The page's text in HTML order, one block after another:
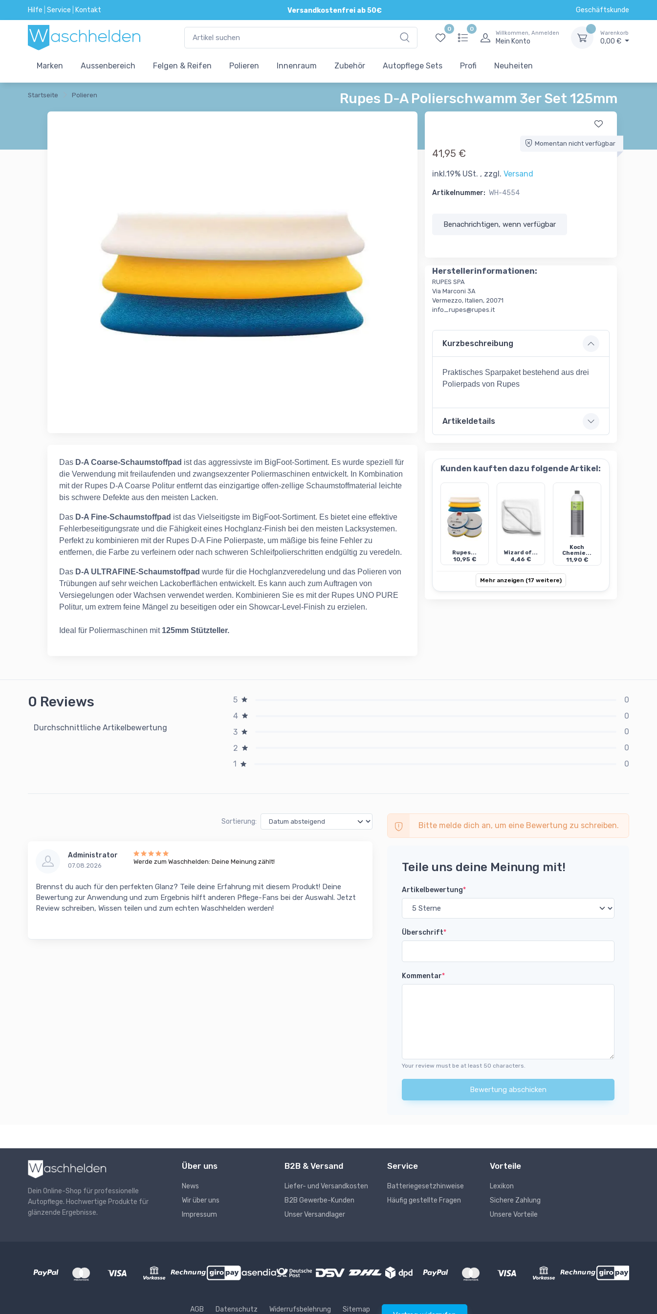
Hilfe Service Kontakt Versandkostenfrei ab 50€ Geschäftskunde
0 0
Willkommen, Anmelden
Mein Konto
Warenkorb
0,00 €
Marken Aussenbereich Felgen & Reifen Polieren Innenraum Zubehör Autopflege Sets Profi Neuheiten
Startseite Polieren Rupes D-A Polierschwamm 3er Set 125mm
Das D-A Coarse-Schaumstoffpad ist das aggressivste im BigFoot-Sortiment. Es wurde speziell für
die Verwendung mit freilaufenden und zwangsexzenter Poliermaschinen entwickelt. In Kombination
mit der Rupes D-A Coarse Politur entfernt das einzigartige offen-zellige Schaumstoffmaterial leichte
bis schwere Defekte aus den meisten Lacken.
Das D-A Fine-Schaumstoffpad ist das Vielseitigste im BigFoot-Sortiment. Es bietet eine effektive
Fehlerbeseitigungsrate und die Fähigkeit eines Hochglanz-Finish bei den meisten Lacksystemen.
Perfekt zu kombinieren mit der Rupes D-A Fine Polierpaste, um mäßige bis feine Fehler zu
entfernen, die Farbe zu verfeinern oder nach schweren Schleifpolierschritten endgültig zu veredeln.
Das D-A ULTRAFINE-Schaumstoffpad wurde für die Hochglanzveredelung und das Polieren von
Trübungen auf sehr weichen Lackoberflächen entwickelt. Es kann auch zum Auftragen von
Versiegelungen oder Wachsen verwendet werden. Kombinieren Sie es mit der Rupes UNO PURE
Politur, um extrem feine Mängel zu beseitigen oder ein Showcar-Level-Finish zu erzielen.
Ideal für Poliermaschinen mit 125mm Stützteller.
Momentan nicht verfügbar
41,95 €
inkl.19% USt. , zzgl. Versand
Artikelnummer: WH-4554
Benachrichtigen, wenn verfügbar
Herstellerinformationen:
RUPES SPA
Via Marconi 3A
Vermezzo, Italien, 20071
info_rupes@rupes.it
Kurzbeschreibung
Praktisches Sparpaket bestehend aus drei
Polierpads von Rupes
Artikeldetails
Kunden kauften dazu folgende Artikel:
Rupes...
10,95 €
Wizard of...
4,46 €
Koch
Chemie...
11,90 €
Mehr anzeigen (17 weitere)
0 Reviews
Durchschnittliche Artikelbewertung
5
0
4
0
3
0
2
0
1
0
Sortierung:
Administrator
07.08.2026
Werde zum Waschhelden: Deine Meinung zählt!
Brennst du auch für den perfekten Glanz? Teile deine Erfahrung mit diesem Produkt! Deine
Bewertung zur Anwendung und zum Ergebnis hilft anderen Pflege-Fans bei der Auswahl. Jetzt
Review schreiben, Wissen teilen und zum echten Waschhelden werden!
Bitte melde dich an, um eine Bewertung zu schreiben.
Teile uns deine Meinung mit!
Artikelbewertung*
Überschrift*
Kommentar*
Your review must be at least 50 characters.
Bewertung abschicken
Dein Online-Shop für professionelle
Autopflege. Hochwertige Produkte für
glänzende Ergebnisse.
Über uns
News
Wir über uns
Impressum
B2B & Versand
Liefer- und Versandkosten
B2B Gewerbe-Kunden
Unser Versandlager
Service
Batteriegesetzhinweise
Häufig gestellte Fragen
Vorteile
Lexikon
Sichere Zahlung
Unsere Vorteile
AGB Datenschutz Widerrufsbelehrung Sitemap